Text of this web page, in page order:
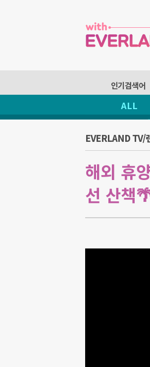
ALL
EVERLAND TV/
해외 휴
선 산책